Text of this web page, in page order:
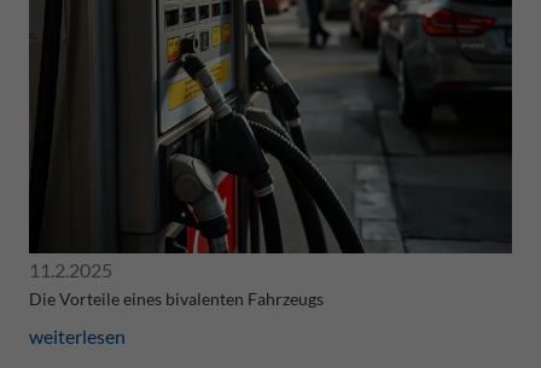
11.2.2025
Die Vorteile eines bivalenten Fahrzeugs
weiterlesen